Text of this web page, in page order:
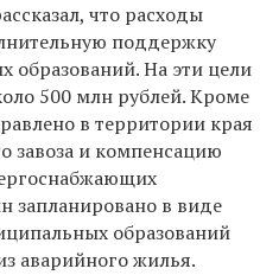
что расходы
поддержку
На эти цели
500 млн рублей. Кроме
в территории края
завоза и компенсацию
запланировано в виде
образований
аварийного жилья.